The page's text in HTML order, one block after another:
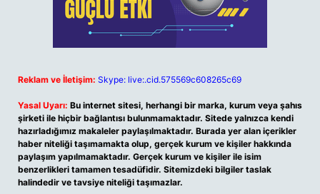
Reklam ve İletişim: Skype: live:.cid.575569c608265c69
Yasal Uyarı: Bu internet sitesi, herhangi bir marka, kurum veya şahıs
şirketi ile hiçbir bağlantısı bulunmamaktadır. Sitede yalnızca kendi
hazırladığımız makaleler paylaşılmaktadır. Burada yer alan içerikler
haber niteliği taşımamakta olup, gerçek kurum ve kişiler hakkında
paylaşım yapılmamaktadır. Gerçek kurum ve kişiler ile isim
benzerlikleri tamamen tesadüfidir. Sitemizdeki bilgiler taslak
halindedir ve tavsiye niteliği taşımazlar.